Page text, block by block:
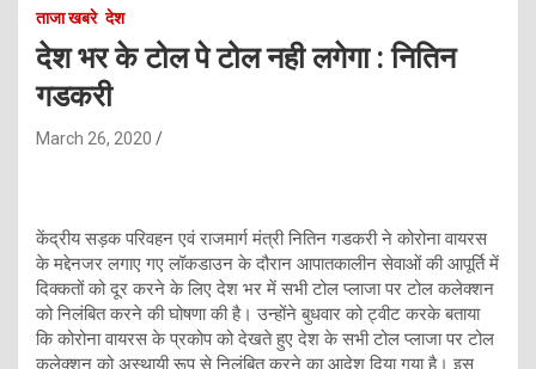
ताजा खबरे देश
देश भर के टोल पे टोल नही लगेगा : नितिन
गडकरी
March 26, 2020
केंद्रीय सड़क परिवहन एवं राजमार्ग मंत्री नितिन गडकरी ने कोरोना वायरस
के मद्देनजर लगाए गए लॉकडाउन के दौरान आपातकालीन सेवाओं की आपूर्ति में
दिक्‍कतों को दूर करने के लिए देश भर में सभी टोल प्लाजा पर टोल कलेक्‍शन
को निलंबित करने की घोषणा की है। उन्‍होंने बुधवार को ट्वीट करके बताया
कि कोरोना वायरस के प्रकोप को देखते हुए देश के सभी टोल प्लाजा पर टोल
कलेक्‍शन को अस्थायी रूप से निलंबित करने का आदेश दिया गया है। इस